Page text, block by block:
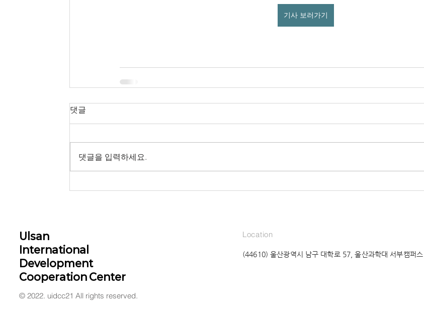
기사 보러가기
댓글
댓글을 입력하세요.
Ulsan
International
Development
Cooperation Center
© 2022. uidcc21 All rights reserved.
Location
(44610) 울산광역시 남구 대학로 57, 울산과학대 서부캠퍼